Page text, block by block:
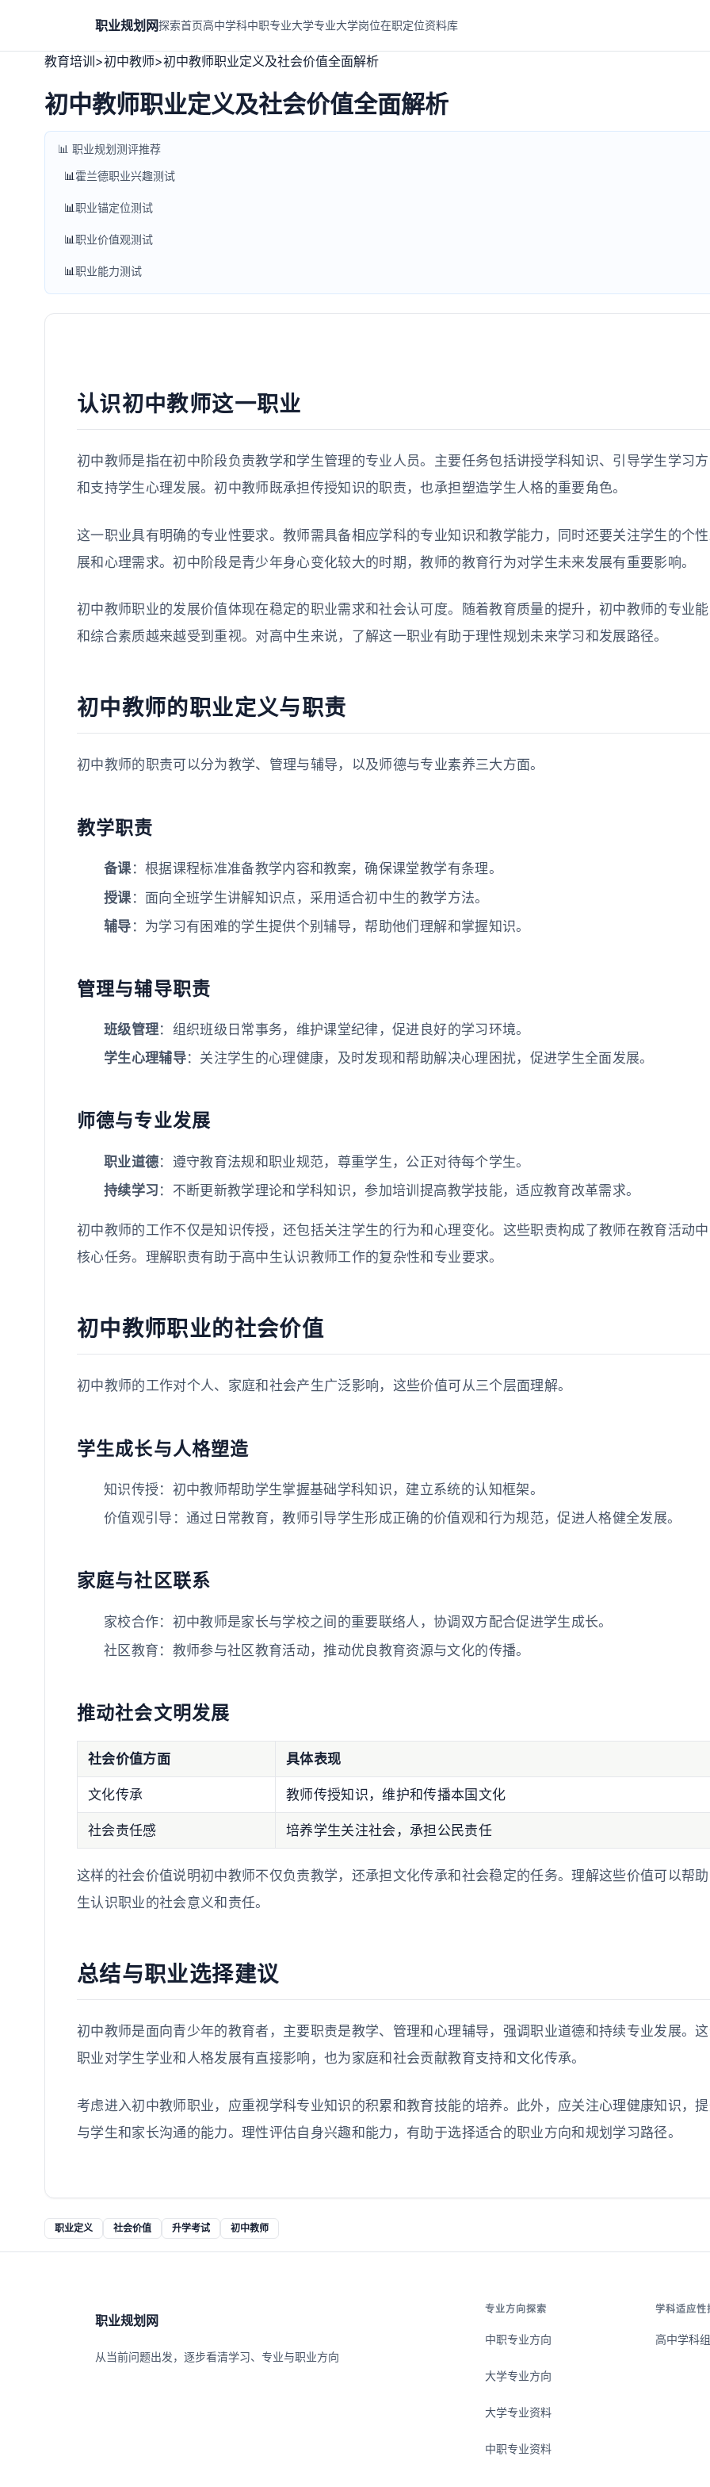
职业规划网探索首页高中学科中职专业大学专业大学岗位在职定位资料库
教育培训 >初中教师>初中教师职业定义及社会价值全面解析
初中教师职业定义及社会价值全面解析
📊 职业规划测评推荐
📊 霍兰德职业兴趣测试
📊职业锚定位测试
📊职业价值观测试
📊职业能力测试
认识初中教师这一职业
初中教师是指在初中阶段负责教学和学生管理的专业人员。主要任务包括讲授学科知识、引导学生学习
和支持学生心理发展。初中教师既承担传授知识的职责，也承担塑造学生人格的重要角色。
这一职业具有明确的专业性要求。教师需具备相应学科的专业知识和教学能力，同时还要关注学生的个
展和心理需求。初中阶段是青少年身心变化较大的时期，教师的教育行为对学生未来发展有重要影响。
初中教师职业的发展价值体现在稳定的职业需求和社会认可度。随着教育质量的提升，初中教师的专业
和综合素质越来越受到重视。对高中生来说，了解这一职业有助于理性规划未来学习和发展路径。
初中教师的职业定义与职责
初中教师的职责可以分为教学、管理与辅导，以及师德与专业素养三大方面。
教学职责
备课：根据课程标准准备教学内容和教案，确保课堂教学有条理。
授课 ：面向全班学生讲解知识点，采用适合初中生的教学方法。
辅导 ：为学习有困难的学生提供个别辅导，帮助他们理解和掌握知识。
管理与辅导职责
班级管理：组织班级日常事务，维护课堂纪律，促进良好的学习环境。
学生心理辅导：关注学生的心理健康，及时发现和帮助解决心理困扰，促进学生全面发展。
师德与专业发展
职业道德：遵守教育法规和职业规范，尊重学生，公正对待每个学生。
持续学习 ：不断更新教学理论和学科知识，参加培训提高教学技能，适应教育改革需求。
初中教师的工作不仅是知识传授，还包括关注学生的行为和心理变化。这些职责构成了教师在教育活动
核心任务。理解职责有助于高中生认识教师工作的复杂性和专业要求。
初中教师职业的社会价值
初中教师的工作对个人、家庭和社会产生广泛影响，这些价值可从三个层面理解。
学生成长与人格塑造
知识传授：初中教师帮助学生掌握基础学科知识，建立系统的认知框架。
价值观引导：通过日常教育，教师引导学生形成正确的价值观和行为规范，促进人格健全发展。
家庭与社区联系
家校合作：初中教师是家长与学校之间的重要联络人，协调双方配合促进学生成长。
社区教育：教师参与社区教育活动，推动优良教育资源与文化的传播。
推动社会文明发展
社会价值方面 具体表现
文化传承 教师传授知识，维护和传播本国文化
社会责任感 培养学生关注社会，承担公民责任
这样的社会价值说明初中教师不仅负责教学，还承担文化传承和社会稳定的任务。理解这些价值可以帮
生认识职业的社会意义和责任。
总结与职业选择建议
初中教师是面向青少年的教育者，主要职责是教学、管理和心理辅导，强调职业道德和持续专业发展。
职业对学生学业和人格发展有直接影响，也为家庭和社会贡献教育支持和文化传承。
考虑进入初中教师职业，应重视学科专业知识的积累和教育技能的培养。此外，应关注心理健康知识，
与学生和家长沟通的能力。理性评估自身兴趣和能力，有助于选择适合的职业方向和规划学习路径。
职业定义 社会价值 升学考试 初中教师
职业规划网
从当前问题出发，逐步看清学习、专业与职业方向
专业方向探索
中职专业方向
大学专业方向
大学专业资料
中职专业资料
学科适应性
高中学科